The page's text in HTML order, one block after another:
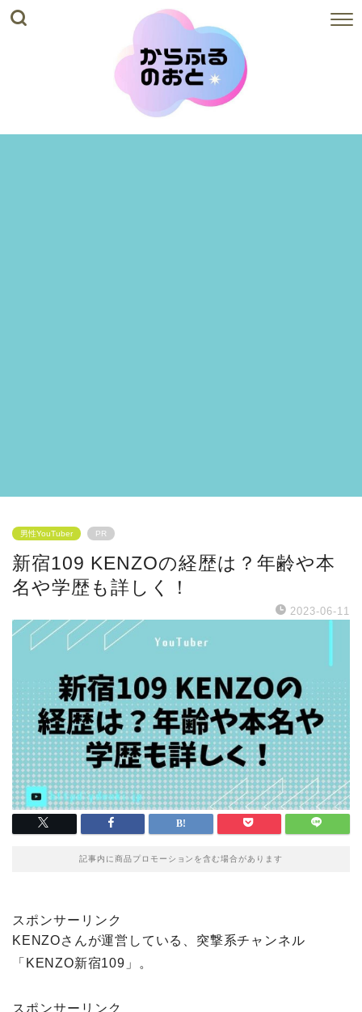
男性YouTuber PR
新宿109 KENZOの経歴は？年齢や本
名や学歴も詳しく！
2023-06-11
記事内に商品プロモーションを含む場合があります
スポンサーリンク
KENZOさんが運営している、突撃系チャンネル
「KENZO新宿109」。
スポンサーリンク